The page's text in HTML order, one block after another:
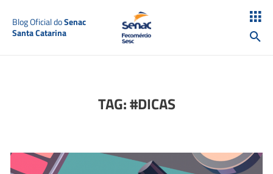
Blog Oficial doSenac
Santa Catarina
TAG: #DICAS